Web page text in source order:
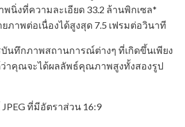
นิ่งที่ความละเอียด 33.2 ล้านพิกเซล*
ภาพต่อเนื่องได้สูงสุด 7.5 เฟรมต่อวินาที
นทึกภาพสถานการณ์ต่างๆ ที่เกิดขึ้นเพียง
ว่าคุณจะได้ผลลัพธ์คุณภาพสูงทั้งสองรูป
ที่มีอัตราส่วน 16:9